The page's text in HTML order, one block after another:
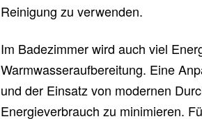
Reinigung zu verwenden.
Im Badezimmer wird auch viel
Warmwasseraufbereitung. Eine
und der Einsatz von modernen
Energieverbrauch zu minimieren.